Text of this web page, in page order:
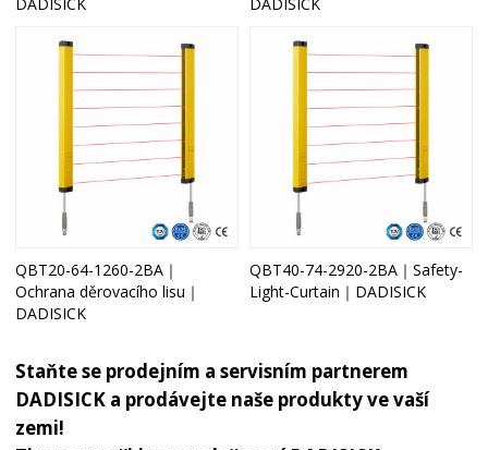
QBT20-64-1260-2BA｜
Ochrana děrovacího lisu｜
DADISICK
QBT40-74-2920-2BA｜Safety-
Light-Curtain｜DADISICK
Staňte se prodejním a servisním partnerem
DADISICK a prodávejte naše produkty ve vaší
zemi!